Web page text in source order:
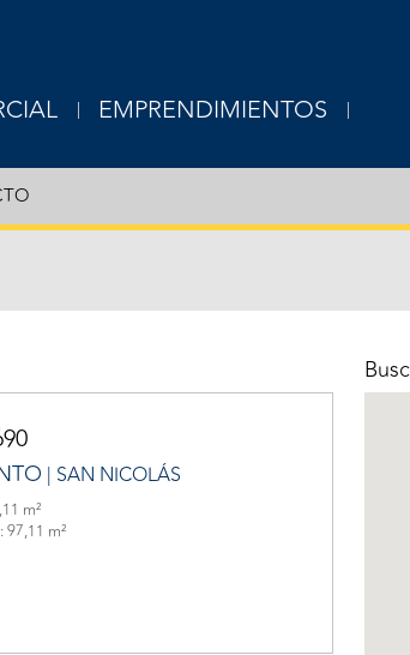
EMPRENDIMIENTOS
| SAN NICOLÁS
m²
m²